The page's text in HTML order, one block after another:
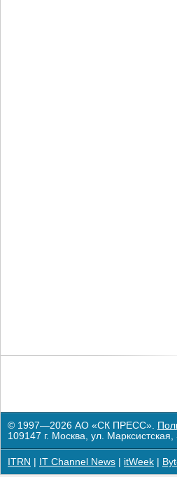
© 1997—2026 АО «СК ПРЕСС».
109147 г. Москва, ул.
ITRN IT Channel News itWeek